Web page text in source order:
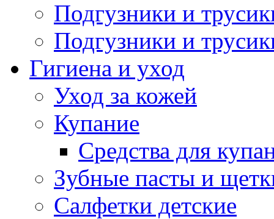
Подгузники и
Подгузники и
Гигиена и уход
Уход за кожей
Купание
Средства для
Зубные пасты и
Салфетки детские